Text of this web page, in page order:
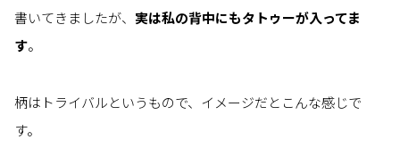
書いてきましたが、 実は私の背中にもタトゥーが入ってま
す。
柄はトライバルというもので、イメージだとこんな感じで
す。